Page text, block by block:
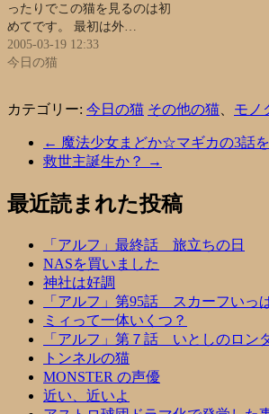
ったりでこの猫を見るのは初
めてです。 最初は外…
2005-03-19 12:33
今日の猫
カテゴリー: 今日の猫 その他の猫 モノ
← 魔法少女まどか☆マギカの3話
救世主誕生か？
→
最近読まれた投稿
「アルフ」最終話 旅立ちの日
NASを買いました
神社は好調
「アルフ」第95話 スカーフいっ
ミィって一体いくつ？
「アルフ」第７話 いとしのロン
トンネルの猫
MONSTER の声優
近い、近いよ